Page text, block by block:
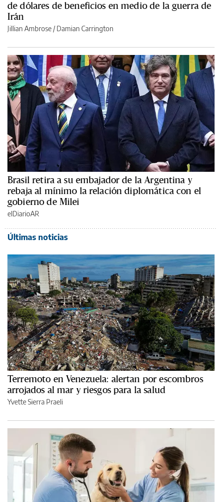
de dólares de beneficios en medio de la guerra de
Irán
Jillian Ambrose / Damian Carrington
Brasil retira a su embajador de la Argentina y
rebaja al mínimo la relación diplomática con el
gobierno de Milei
elDiarioAR
Últimas noticias
Terremoto en Venezuela: alertan por escombros
arrojados al mar y riesgos para la salud
Yvette Sierra Praeli